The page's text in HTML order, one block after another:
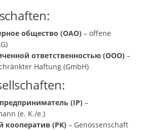
общество (ОАО) – offene
ответственностью (ООО) –
Haftung (GmbH)
(IP) –
(e. K./e.)
кооператив (PK) – Genossenschaft